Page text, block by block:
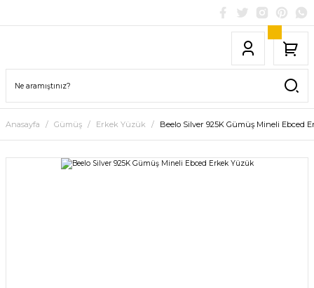
Anasayfa Gümüş Erkek Yüzük Beelo Silver 925K Gümüş Mineli Ebced